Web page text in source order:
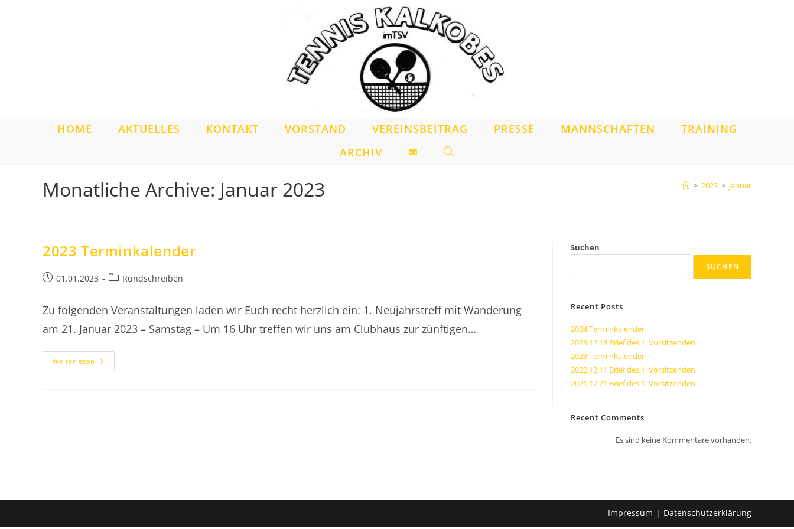
HOME AKTUELLES KONTAKT VORSTAND VEREINSBEITRAG PRESSE MANNSCHAFTEN
TRAINING
ARCHIV
✉ WEBSITE-
Monatliche Archive: Januar 2023 > 2023 > Januar
2023 Terminkalender
Beitrag01.01.2023
Beitrags-
Rundschreiben
Zu folgenden Veranstaltungen laden wir Euch recht herzlich ein: 1. Neujahrstreff mit Wanderung
am 21. Januar 2023 – Samstag – Um 16 Uhr treffen wir uns am Clubhaus zur zünftigen…
Weiterlesen 2023
Terminkalender
Suchen
SUCHEN
Recent Posts
2024 Terminkalender
2023.12.13 Brief des 1. Vorsitzenden
2023 Terminkalender
2022.12.11 Brief des 1. Vorsitzenden
2021.12.21 Brief des 1. Vorsitzenden
Recent Comments
Es sind keine Kommentare vorhanden.
Impressum Datenschutzerklärung